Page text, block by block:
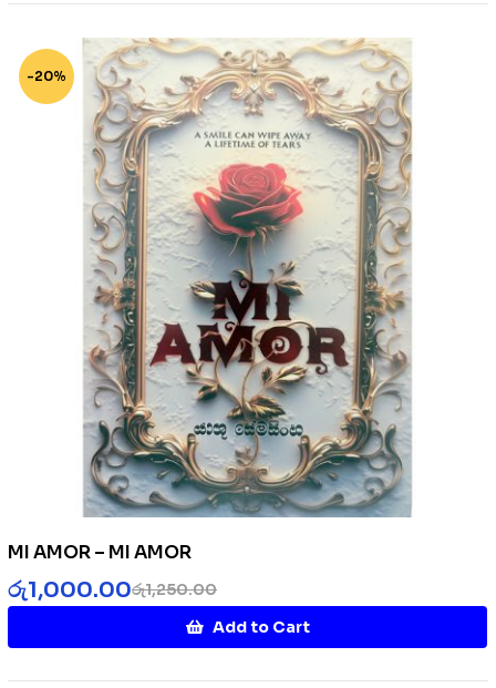
-20%
MI AMOR – MI AMOR
රු1,250.00
රු1,000.00
Add to Cart